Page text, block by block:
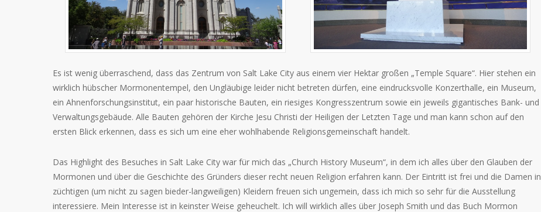
Es ist wenig überraschend, dass das Zentrum von Salt Lake City aus einem vier Hektar großen „Temple Square“. Hier stehen ein
wirklich hübscher Mormonentempel, den Ungläubige leider nicht betreten dürfen, eine eindrucksvolle Konzerthalle, ein Museum,
ein Ahnenforschungsinstitut, ein paar historische Bauten, ein riesiges Kongresszentrum sowie ein jeweils gigantisches Bank- und
Verwaltungsgebäude. Alle Bauten gehören der Kirche Jesu Christi der Heiligen der Letzten Tage und man kann schon auf den
ersten Blick erkennen, dass es sich um eine eher wohlhabende Religionsgemeinschaft handelt.
Das Highlight des Besuches in Salt Lake City war für mich das „Church History Museum“, in dem ich alles über den Glauben der
Mormonen und über die Geschichte des Gründers dieser recht neuen Religion erfahren kann. Der Eintritt ist frei und die Damen in
züchtigen (um nicht zu sagen bieder-langweiligen) Kleidern freuen sich ungemein, dass ich mich so sehr für die Ausstellung
interessiere. Mein Interesse ist in keinster Weise geheuchelt. Ich will wirklich alles über Joseph Smith und das Buch Mormon